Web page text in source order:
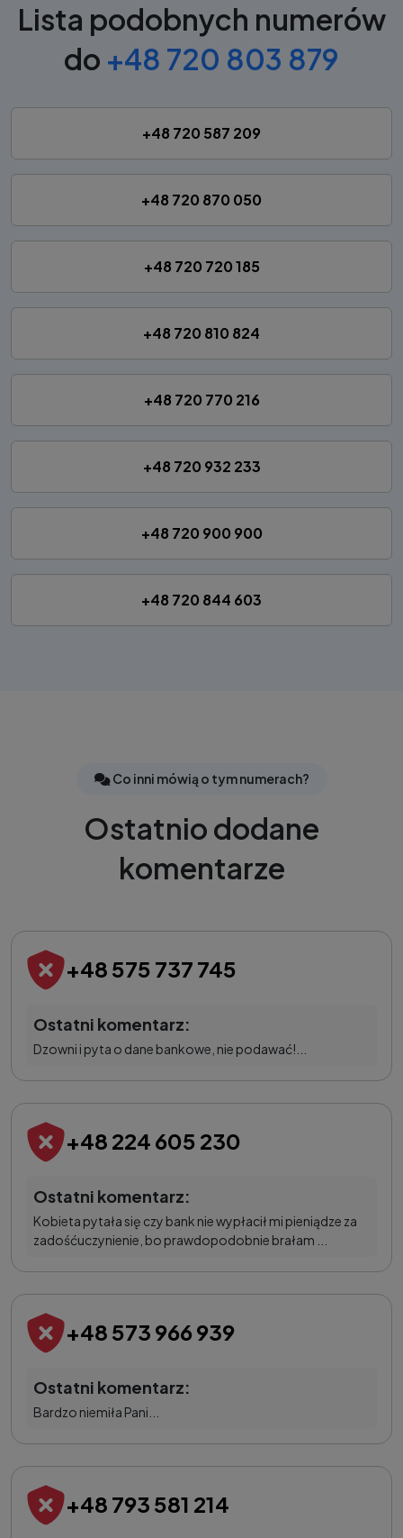
Lista podobnych numerów
do +48 720 803 879
+48 720 587 209
+48 720 870 050
+48 720 720 185
+48 720 810 824
+48 720 770 216
+48 720 932 233
+48 720 900 900
+48 720 844 603
Co inni mówią o tym numerach?
Ostatnio dodane
komentarze
+48 575 737 745
Ostatni komentarz:
Dzowni i pyta o dane bankowe, nie podawać!...
+48 224 605 230
Ostatni komentarz:
Kobieta pytała się czy bank nie wypłacił mi pieniądze za
zadośćuczynienie, bo prawdopodobnie brałam ...
+48 573 966 939
Ostatni komentarz:
Bardzo niemiła Pani...
+48 793 581 214